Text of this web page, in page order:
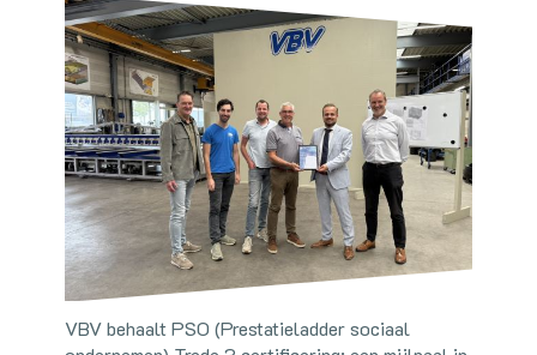
VBV behaalt PSO (Prestatieladder sociaal